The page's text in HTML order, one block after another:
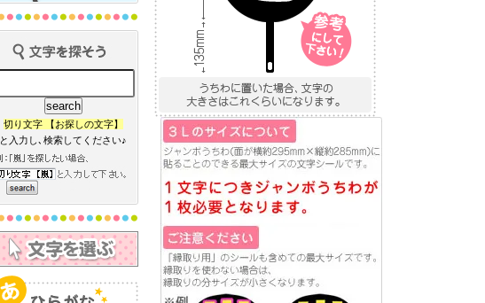
切り文字 【お探しの文字】
と入力し､検索してください♪